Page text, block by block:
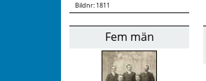
Bildnr: 1811
Fem män